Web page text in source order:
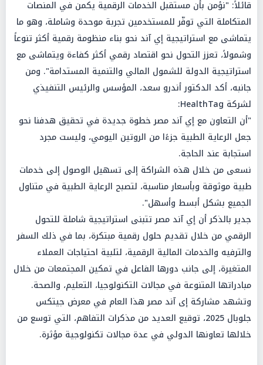
قائلاً: "نؤمن بأن مستقبل الخدمات الرقمية يكمن في المنصات
المتكاملة التي توفّر للمستخدمين تجربة موحدة وشاملة، وهو ما
يتماشى مع استراتيجية إي آند نحو بناء منظومة رقمية أكثر تنوعاً
وشمولاً، تعزز التحول نحو اقتصاد رقمي أكثر كفاءة ويتماشى مع
استراتيجية الدولة للشمول المالي والتنمية المستدامة". ومن
جانبه، أكد الدكتور أندرو سعد، المؤسس والرئيس التنفيذي
لشركة HealthTag:
"أن التعاون مع إي آند مصر خطوة جديدة في تحقيق هدفنا نحو
جعل الرعاية الطبية جزءًا من الروتين اليومي، وليست مجرد
استجابة عند الحاجة.
نسعى من خلال هذه الشراكة إلى تسهيل الوصول إلى خدمات
طبية موثوقة وبأسعار مناسبة، لتصبح الرعاية الطبية في متناول
الجميع بشكل أبسط وأسهل".
جدير بالذكر أن إي آند مصر تتبنى استراتيجية شاملة للتحول
الرقمي من خلال تقديم حلول رقمية مبتكرة، بما في ذلك السفر
والترفيه والخدمات المالية الرقمية، لتلبية احتياجات العملاء
المتغيرة، إلى جانب دورها الفاعل في تمكين المجتمعات من خلال
مبادراتها المتنوعة في مجالات التكنولوجيا، التعليم، والصحة.
وتشهد مشاركة إى آند مصر هذا العام في معرض جيتكس
جلوبال 2025، توقيع العديد من مذكرات التفاهم، التي توسع من
خلالها تعاونها الدولي في عدة مجالات تكنولوجية مؤثرة.